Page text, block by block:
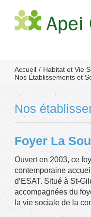
contenu
Accueil
Habitat et Vie
Nos Établissements et
Nos
Foyer La
Ouvert en 2003, ce
contemporaine
d’ESAT. Situé à St-
accompagnées du
la vie sociale de la